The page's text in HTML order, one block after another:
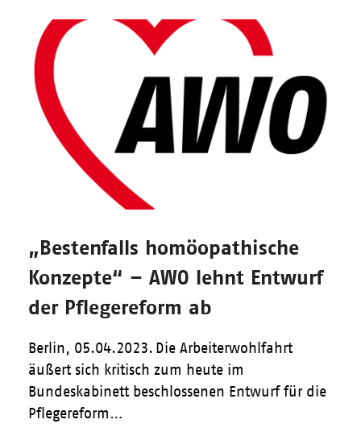
„Bestenfalls homöopathische
Konzepte“ – AWO lehnt Entwurf
der Pflegereform ab
Berlin, 05.04.2023. Die Arbeiterwohlfahrt
äußert sich kritisch zum heute im
Bundeskabinett beschlossenen Entwurf für die
Pflegereform…